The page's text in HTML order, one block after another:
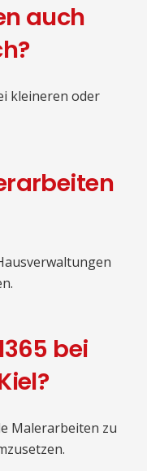
auch
kleineren oder
bei
Malerarbeiten zu